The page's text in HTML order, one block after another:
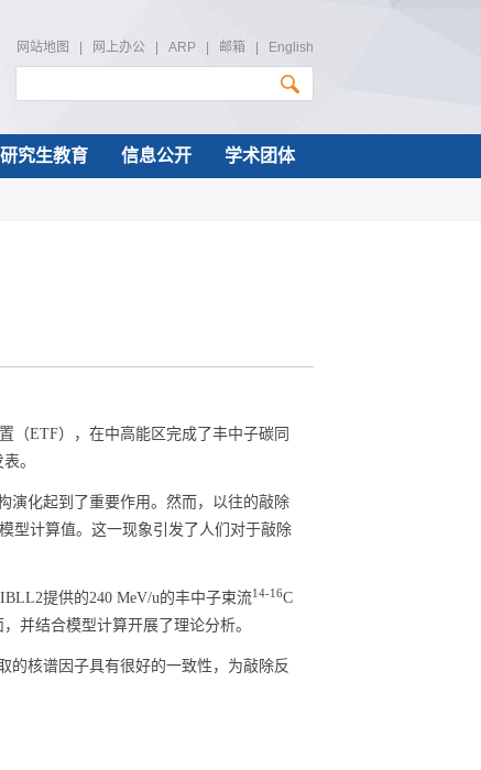
网站地图 网上办公| ARP| 邮箱 English
研究生教育 信息公开 学术团体
（ETF），在中高能区完成了丰中子碳同
。
化起到了重要作用。然而，以往的敲除
型计算值。这一现象引发了人们对于敲除
提供的240 MeV/u的丰中子束流14-16C
并结合模型计算开展了理论分析。
核谱因子具有很好的一致性，为敲除反